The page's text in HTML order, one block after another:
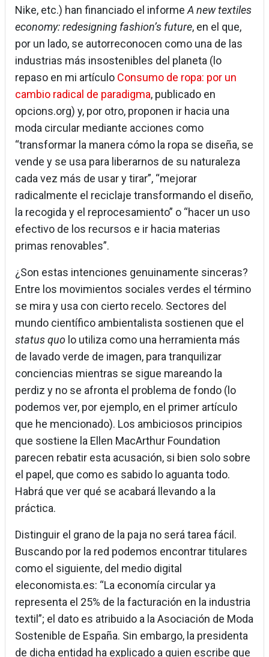
Nike, etc.) han financiado el informe A new textiles
economy: redesigning fashion’s future, en el que,
por un lado, se autorreconocen como una de las
industrias más insostenibles del planeta (lo
repaso en mi artículo Consumo de ropa: por un
cambio radical de paradigma, publicado en
opcions.org) y, por otro, proponen ir hacia una
moda circular mediante acciones como
“transformar la manera cómo la ropa se diseña, se
vende y se usa para liberarnos de su naturaleza
cada vez más de usar y tirar”, “mejorar
radicalmente el reciclaje transformando el diseño,
la recogida y el reprocesamiento” o “hacer un uso
efectivo de los recursos e ir hacia materias
primas renovables”.
¿Son estas intenciones genuinamente sinceras?
Entre los movimientos sociales verdes el término
se mira y usa con cierto recelo. Sectores del
mundo científico ambientalista sostienen que el
status quo lo utiliza como una herramienta más
de lavado verde de imagen, para tranquilizar
conciencias mientras se sigue mareando la
perdiz y no se afronta el problema de fondo (lo
podemos ver, por ejemplo, en el primer artículo
que he mencionado). Los ambiciosos principios
que sostiene la Ellen MacArthur Foundation
parecen rebatir esta acusación, si bien solo sobre
el papel, que como es sabido lo aguanta todo.
Habrá que ver qué se acabará llevando a la
práctica.
Distinguir el grano de la paja no será tarea fácil.
Buscando por la red podemos encontrar titulares
como el siguiente, del medio digital
eleconomista.es: “La economía circular ya
representa el 25% de la facturación en la industria
textil”; el dato es atribuido a la Asociación de Moda
Sostenible de España. Sin embargo, la presidenta
de dicha entidad ha explicado a quien escribe que